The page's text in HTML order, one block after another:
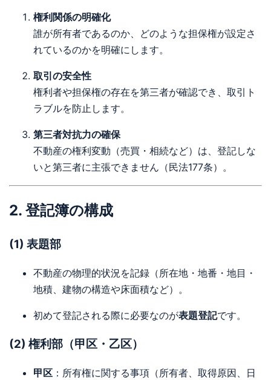
権利関係の明確化
誰が所有者であるのか、どのような担保権が設定さ
れているのかを明確にします。
取引の安全性
権利者や担保権の存在を第三者が確認でき、取引ト
ラブルを防止します。
第三者対抗力の確保
不動産の権利変動（売買・相続など）は、登記しな
いと第三者に主張できません（民法177条）。
2. 登記簿の構成
(1) 表題部
不動産の物理的状況を記録（所在地・地番・地目・
地積、建物の構造や床面積など）。
初めて登記される際に必要なのが表題登記です。
(2) 権利部（甲区・乙区）
甲区 ：所有権に関する事項（所有者、取得原因、日